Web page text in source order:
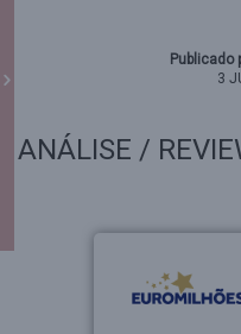
3
ANÁLISE /